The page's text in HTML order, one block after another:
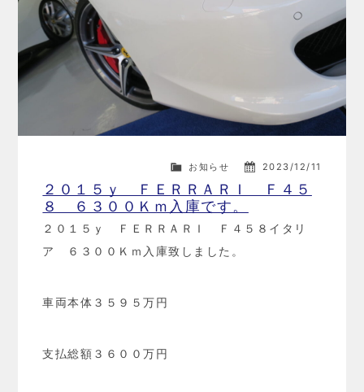
2023/12/11
お知らせ
２０１５ｙ ＦＥＲＲＡＲＩ Ｆ４５
８ ６３００Ｋｍ入庫です。
２０１５ｙ ＦＥＲＲＡＲＩ Ｆ４５８イタリ
ア ６３００Ｋｍ入庫致しました。
車両本体３５９５万円
支払総額３６００万円